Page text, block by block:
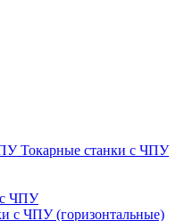
Токарные станки с ЧПУ
с ЧПУ